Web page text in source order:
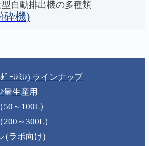
プ自動排出機の多種類
砕機)
ﾞｰﾙﾐﾙ) ラインナップ
量生産用
～100L）
～300L）
(ラボ向け)
ミル架台
ボールミル